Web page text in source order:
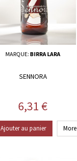
MARQUE: BIRRA LARA
SENNORA
Prix
6,31 €
Ajouter au panier More